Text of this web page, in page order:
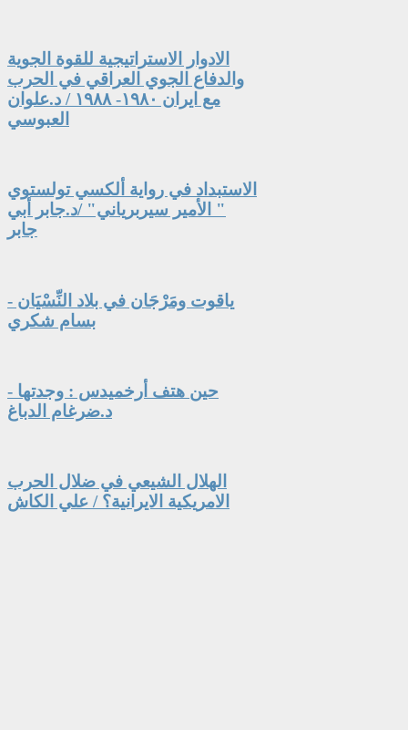
الادوار الاستراتيجية للقوة الجوية
والدفاع الجوي العراقي في الحرب
مع ايران ١٩٨٠- ١٩٨٨ / د.علوان
العبوسي
الاستبداد في رواية ألكسي تولستوي
" الأمير سيربرياني" /د.جابر أبي
جابر
ياقوت ومَرْجَان في بلاد النِّسْيَان -
بسام شكري
حين هتف أرخميدس : وجدتها -
د.ضرغام الدباغ
الهلال الشيعي في ضلال الحرب
الامريكية الايرانية؟ / علي الكاش